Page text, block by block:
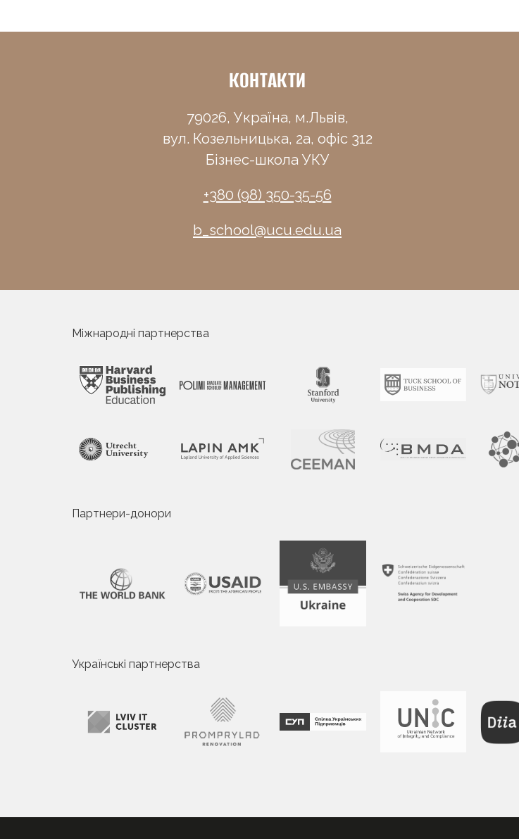
КОНТАКТИ
79026, Україна, м.Львів,
вул. Козельницька, 2а, офіс 312
Бізнес-школа УКУ
+380 (98) 350-35-56
b_school@ucu.edu.ua
Міжнародні партнерства
Партнери-донори
Українські партнерства